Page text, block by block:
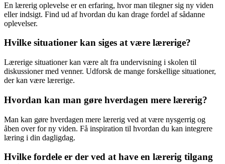
En lærerig oplevelse er en erfaring, hvor man tilegner sig ny viden
eller indsigt. Find ud af hvordan du kan drage fordel af sådanne
oplevelser.
Hvilke situationer kan siges at være lærerige?
Lærerige situationer kan være alt fra undervisning i skolen til
diskussioner med venner. Udforsk de mange forskellige situationer,
der kan være lærerige.
Hvordan kan man gøre hverdagen mere lærerig?
Man kan gøre hverdagen mere lærerig ved at være nysgerrig og
åben over for ny viden. Få inspiration til hvordan du kan integrere
læring i din dagligdag.
Hvilke fordele er der ved at have en lærerig tilgang